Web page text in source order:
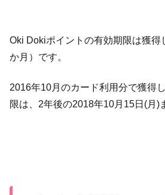
Oki Dokiポイントの有効期限は獲得
か月）です。
2016年10月のカード利用分で獲得
限は、2年後の2018年10月15日(月)